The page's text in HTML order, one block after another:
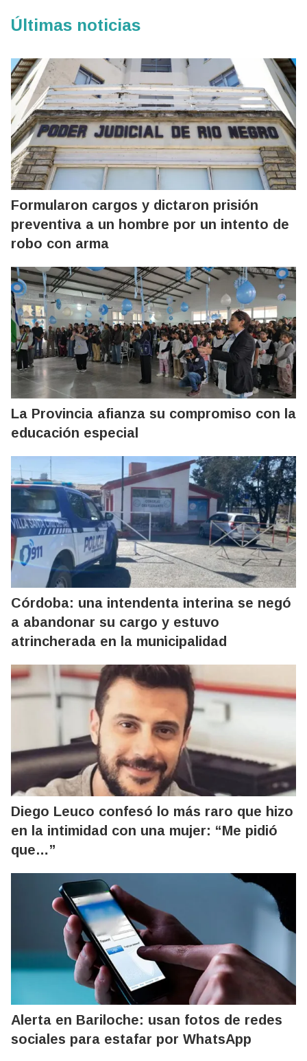
Últimas noticias
Formularon cargos y dictaron prisión
preventiva a un hombre por un intento de
robo con arma
La Provincia afianza su compromiso con la
educación especial
Córdoba: una intendenta interina se negó
a abandonar su cargo y estuvo
atrincherada en la municipalidad
Diego Leuco confesó lo más raro que hizo
en la intimidad con una mujer: “Me pidió
que…”
Alerta en Bariloche: usan fotos de redes
sociales para estafar por WhatsApp